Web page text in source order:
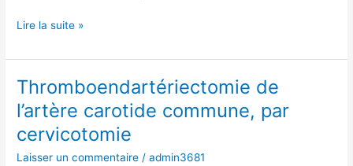
cervicotomie
Lire la suite »
Thromboendartériectomie de
l’artère carotide commune, par
cervicotomie
Laisser un commentaire /admin3681
Thromboendartériectomie
de
l’artère
carotide
commune,